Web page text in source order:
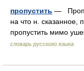
пропустить —
на что н.
пропустить мимо
словарь русского языка